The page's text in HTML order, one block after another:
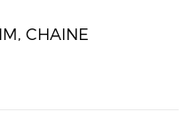
CHAINE